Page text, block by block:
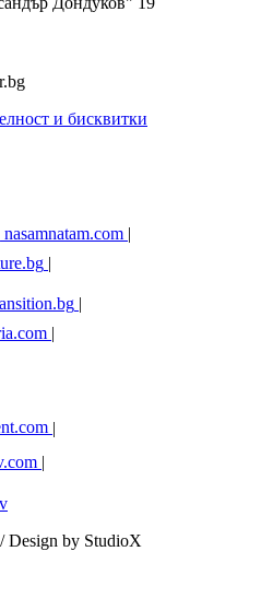
и бисквитки
nasamnatam.com |
|
|
|
|
|
Design by StudioX